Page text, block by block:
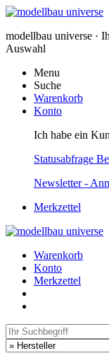
modellbau universe ·
Auswahl
Menu
Suche
Warenkorb
Konto
Ich habe ein
Statusabfrage
Newsletter -
Merkzettel
Warenkorb
Konto
Merkzettel